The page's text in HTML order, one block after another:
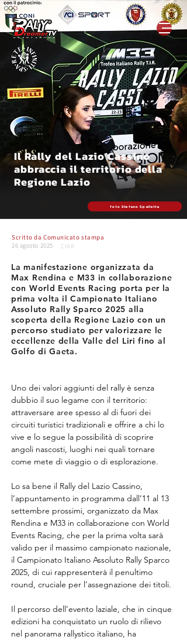
Il Rally del Lazio Cassino
abbraccia il territorio della
Regione Lazio
foto Stefano Spalletta
Scritto daComunicato stampa
26 agosto 2025
CIAR
La manifestazione organizzata da
Max Rendina e M33 in collaborazione
con World Events Racing porta per la
prima volta il Campionato Italiano
Assoluto Rally Sparco 2025 alla
scoperta della Regione Lazio con un
percorso studiato per valorizzare le
eccellenze della Valle del Liri fino al
Golfo di Gaeta.
Uno dei valori aggiunti del rally è senza
dubbio il suo legame con il territorio:
attraversare aree spesso al di fuori dei
circuiti turistici tradizionali e offrire a chi lo
vive e lo segue la possibilità di scoprire
angoli nascosti, luoghi nei quali tornare
come mete di viaggio o di esplorazione.
Lo sa bene il Rally del Lazio Cassino,
l’appuntamento in programma dall’11 al 13
settembre prossimi, organizzato da Max
Rendina e M33 in collaborazione con World
Events Racing, che per la prima volta sarà
valido per il massimo campionato nazionale,
il Campionato Italiano Assoluto Rally Sparco
2025, di cui rappresenterà il penultimo
round, cruciale per l’assegnazione dei titoli.
Il percorso dell’evento laziale, che in cinque
edizioni ha conquistato un ruolo di rilievo
nel panorama rallystico italiano, ha